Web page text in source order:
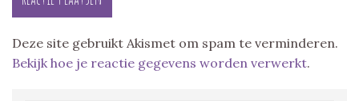
Deze site gebruikt Akismet om spam te verminderen.
Bekijk hoe je reactie gegevens worden verwerkt.